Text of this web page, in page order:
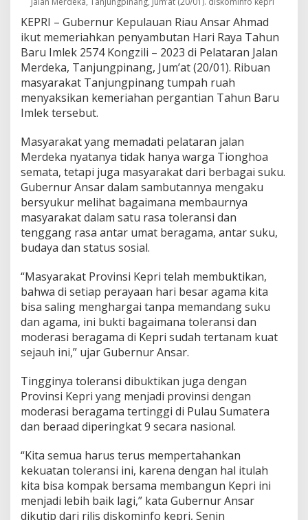
e
r
a
g
a
m
a
d
p
r
i
S
u
d
a
h
T
t
n
a
K
u
t
KEPRI – Gubernur Kepulauan Riau Ansar Ahmad
ikut memeriahkan penyambutan Hari Raya Tahun
Baru Imlek 2574 Kongzili – 2023 di Pelataran Jalan
Merdeka, Tanjungpinang, Jum’at (20/01). Ribuan
masyarakat Tanjungpinang tumpah ruah
menyaksikan kemeriahan pergantian Tahun Baru
Imlek tersebut.
Masyarakat yang memadati pelataran jalan
Merdeka nyatanya tidak hanya warga Tionghoa
semata, tetapi juga masyarakat dari berbagai suku.
Gubernur Ansar dalam sambutannya mengaku
bersyukur melihat bagaimana membaurnya
masyarakat dalam satu rasa toleransi dan
tenggang rasa antar umat beragama, antar suku,
budaya dan status sosial.
“Masyarakat Provinsi Kepri telah membuktikan,
bahwa di setiap perayaan hari besar agama kita
bisa saling menghargai tanpa memandang suku
dan agama, ini bukti bagaimana toleransi dan
moderasi beragama di Kepri sudah tertanam kuat
sejauh ini,” ujar Gubernur Ansar.
Tingginya toleransi dibuktikan juga dengan
Provinsi Kepri yang menjadi provinsi dengan
moderasi beragama tertinggi di Pulau Sumatera
dan beraad diperingkat 9 secara nasional.
“Kita semua harus terus mempertahankan
kekuatan toleransi ini, karena dengan hal itulah
kita bisa kompak bersama membangun Kepri ini
menjadi lebih baik lagi,” kata Gubernur Ansar
dikutip dari rilis diskominfo kepri, Senin